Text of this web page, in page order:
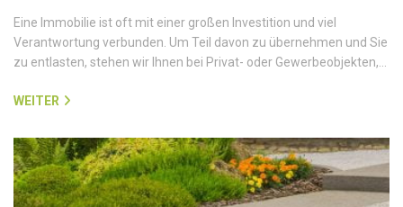
Eine Immobilie ist oft mit einer großen Investition und viel
Verantwortung verbunden. Um Teil davon zu übernehmen und Sie
zu entlasten, stehen wir Ihnen bei Privat- oder Gewerbeobjekten,…
WEITER